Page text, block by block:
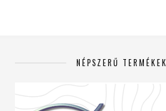
NÉPSZERŰ TERMÉKEK